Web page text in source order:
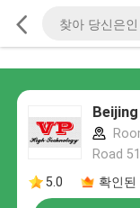
Road
5.0
확인된